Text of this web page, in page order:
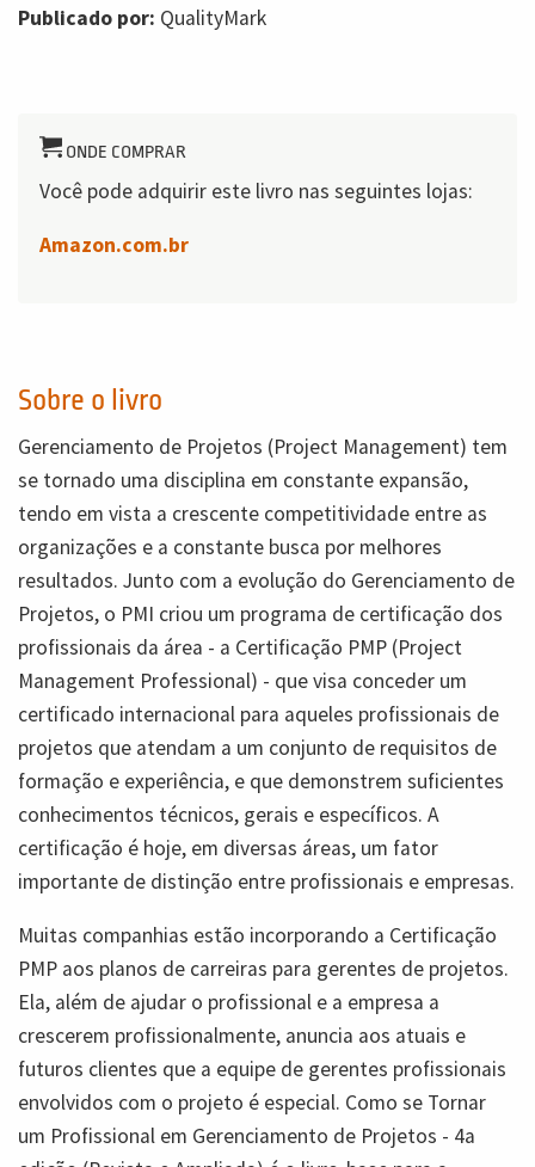
Publicado por: QualityMark
ONDE COMPRAR
Você pode adquirir este livro nas seguintes lojas:
Amazon.com.br
Sobre o livro
Gerenciamento de Projetos (Project Management) tem
se tornado uma disciplina em constante expansão,
tendo em vista a crescente competitividade entre as
organizações e a constante busca por melhores
resultados. Junto com a evolução do Gerenciamento de
Projetos, o PMI criou um programa de certificação dos
profissionais da área - a Certificação PMP (Project
Management Professional) - que visa conceder um
certificado internacional para aqueles profissionais de
projetos que atendam a um conjunto de requisitos de
formação e experiência, e que demonstrem suficientes
conhecimentos técnicos, gerais e específicos. A
certificação é hoje, em diversas áreas, um fator
importante de distinção entre profissionais e empresas.
Muitas companhias estão incorporando a Certificação
PMP aos planos de carreiras para gerentes de projetos.
Ela, além de ajudar o profissional e a empresa a
crescerem profissionalmente, anuncia aos atuais e
futuros clientes que a equipe de gerentes profissionais
envolvidos com o projeto é especial. Como se Tornar
um Profissional em Gerenciamento de Projetos - 4a